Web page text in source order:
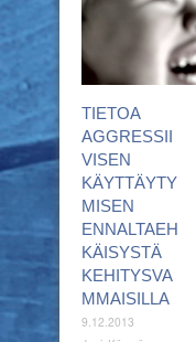
TIETOA
AGGRESSII
VISEN
KÄYTTÄYTY
MISEN
ENNALTAEH
KÄISYSTÄ
KEHITYSVA
MMAISILLA
9.12.2013